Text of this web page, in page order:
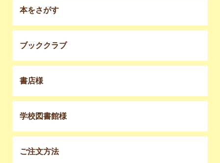
本をさがす
ブッククラブ
書店様
学校図書館様
ご注文方法